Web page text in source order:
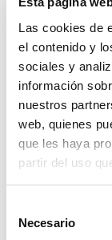
Las cookies de
el contenido y
sociales y
información
nuestros
web, quienes
que les haya
partir del uso
Necesario
Website
https://
Eventos de este
Aviso No se ha
Próximos
Selecciona
la